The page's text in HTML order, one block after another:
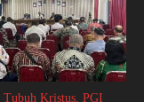
Tubuh Kristus, PGI